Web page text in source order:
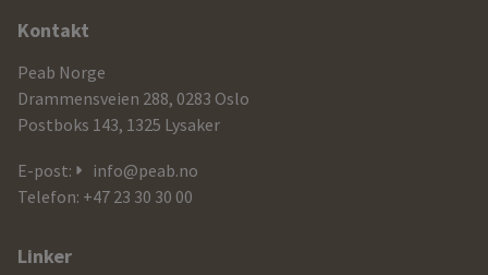
Ytterligere
informasjon
og
kontaktdetaljer
Kontakt
Peab Norge
Drammensveien 288, 0283 Oslo
Postboks 143, 1325 Lysaker
E-post:
info@peab.no
Telefon: +47 23 30 30 00
Linker